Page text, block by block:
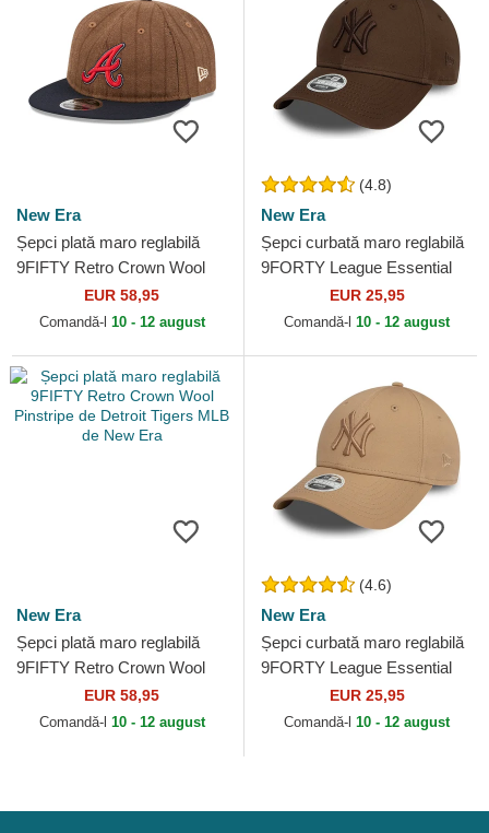
New Era
Șepci plată maro reglabilă
9FIFTY Retro Crown Wool
Pinstripe de Atlanta Braves
MLB de New Era
EUR 58,95
Comandă-l 10 - 12 august
(4.8)
New Era
Șepci curbată maro reglabilă
9FORTY League Essential
de New York Yankees MLB
de New Era
EUR 25,95
Comandă-l 10 - 12 august
New Era
Șepci plată maro reglabilă
9FIFTY Retro Crown Wool
Pinstripe de Detroit Tigers
MLB de New Era
EUR 58,95
Comandă-l 10 - 12 august
(4.6)
New Era
Șepci curbată maro reglabilă
9FORTY League Essential
de New York Yankees MLB
de New Era
EUR 25,95
Comandă-l 10 - 12 august